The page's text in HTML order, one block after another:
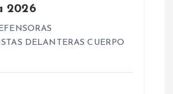
2026
DELANTERAS CUERPO